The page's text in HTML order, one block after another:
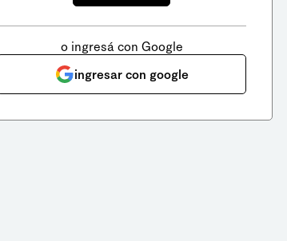
o ingresá con Google
ingresar con google